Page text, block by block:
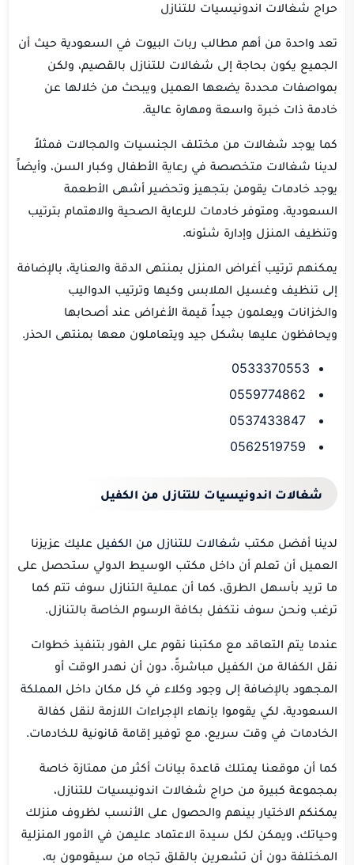
حراج شغالات اندونيسيات للتنازل
تعد واحدة من أهم مطالب ربات البيوت في السعودية حيث أن
الجميع يكون بحاجة إلى شغالات للتنازل بالقصيم، ولكن
بمواصفات محددة يضعها العميل ويبحث من خلالها عن
خادمة ذات خبرة واسعة ومهارة عالية.
كما يوجد شغالات من مختلف الجنسيات والمجالات فمثلاً
لدينا شغالات متخصصة في رعاية الأطفال وكبار السن، وأيضاً
يوجد خادمات يقومن بتجهيز وتحضير أشهى الأطعمة
السعودية، ومتوفر خادمات للرعاية الصحية والاهتمام بترتيب
وتنظيف المنزل وإدارة شئونه.
يمكنهم ترتيب أغراض المنزل بمنتهى الدقة والعناية، بالإضافة
إلى تنظيف وغسيل الملابس وكيها وترتيب الدواليب
والخزانات ويعلمون جيداً قيمة الأغراض عند أصحابها
ويحافظون عليها بشكل جيد ويتعاملون معها بمنتهى الحذر.
0533370553
شغالات اندونيسيات للتنازل من الكفيل
لدينا أفضل مكتب شغالات للتنازل من الكفيل عليك عزيزنا
العميل أن تعلم أن داخل مكتب الوسيط الدولي ستحصل على
ما تريد بأسهل الطرق، كما أن عملية التنازل سوف تتم كما
ترغب ونحن سوف نتكفل بكافة الرسوم الخاصة بالتنازل.
عندما يتم التعاقد مع مكتبنا نقوم على الفور بتنفيذ خطوات
نقل الكفالة من الكفيل مباشرةً، دون أن نهدر الوقت أو
المجهود بالإضافة إلى وجود وكلاء في كل مكان داخل المملكة
السعودية، لكي يقوموا بإنهاء الإجراءات اللازمة لنقل كفالة
الخادمات في وقت سريع، مع توفير إقامة قانونية للخادمات.
كما أن موقعنا يمتلك قاعدة بيانات أكثر من ممتازة خاصة
بمجموعة كبيرة من حراج شغالات اندونيسيات للتنازل،
يمكنكم الاختيار بينهم والحصول على الأنسب لظروف منزلك
وحياتك، ويمكن لكل سيدة الاعتماد عليهن في الأمور المنزلية
المختلفة دون أن تشعرين بالقلق تجاه من سيقومون به،